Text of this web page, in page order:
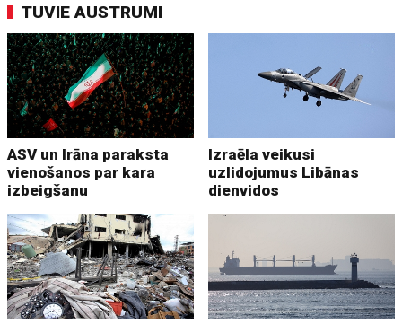
TUVIE AUSTRUMI
ASV un Irāna paraksta
vienošanos par kara
izbeigšanu
Izraēla veikusi
uzlidojumus Libānas
dienvidos